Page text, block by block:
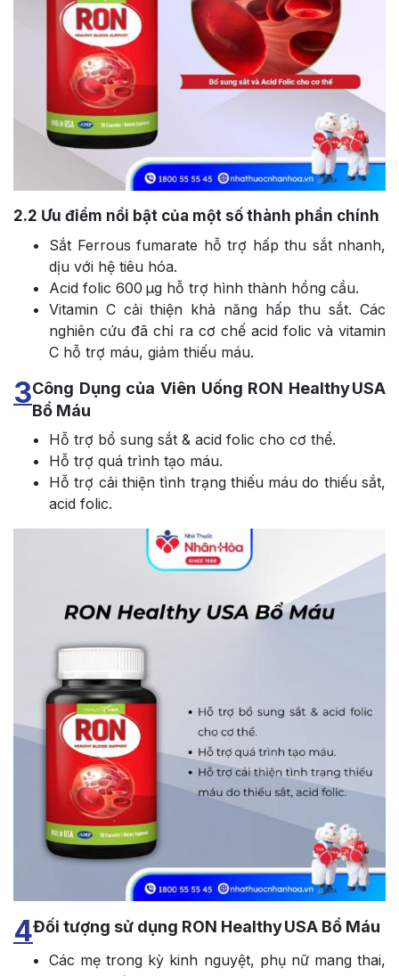
2.2 Ưu điểm nổi bật của một số thành phần chính
Sắt Ferrous fumarate hỗ trợ hấp thu sắt nhanh,
dịu với hệ tiêu hóa.
Acid folic 600 µg hỗ trợ hình thành hồng cầu.
Vitamin C cải thiện khả năng hấp thu sắt. Các
nghiên cứu đã chỉ ra cơ chế acid folic và vitamin
C hỗ trợ máu, giảm thiếu máu.
3Công Dụng của Viên Uống RON Healthy USA
Bổ Máu
Hỗ trợ bổ sung sắt & acid folic cho cơ thể.
Hỗ trợ quá trình tạo máu.
Hỗ trợ cải thiện tình trạng thiếu máu do thiếu sắt,
acid folic.
4Đối tượng sử dụng RON Healthy USA Bổ Máu
Các mẹ trong kỳ kinh nguyệt, phụ nữ mang thai,